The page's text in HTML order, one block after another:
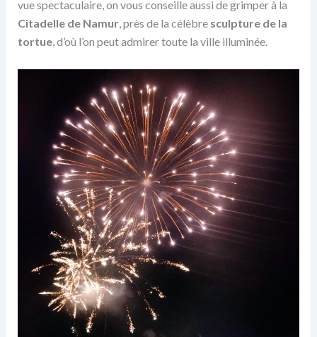
vue spectaculaire, on vous conseille aussi de grimper à la
Citadelle de Namur, près de la célèbre sculpture de la
tortue, d’où l’on peut admirer toute la ville illuminée.